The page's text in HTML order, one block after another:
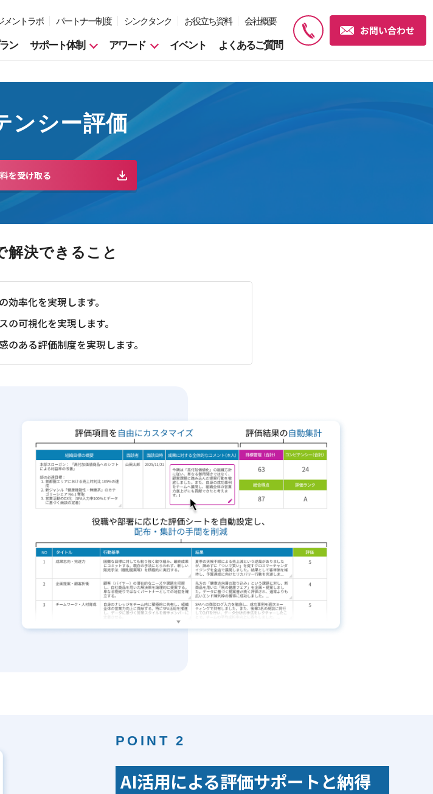
メントラボ パートナー制度 シンクタンク お役立ち資料 会社概要
ン サポート体制 アワード イベント よくあるご質問
ンシー評価
を受け取る
解決できること
率化を実現します。
可視化を実現します。
ある評価制度を実現します。
POINT 2
AI活用による評価サポートと納得